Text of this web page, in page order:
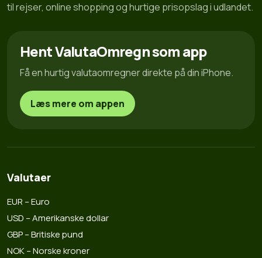
til rejser, online shopping og hurtige prisopslag i udlandet.
Hent ValutaOmregn som app
Få en hurtig valutaomregner direkte på din iPhone.
Læs mere om appen
Valutaer
EUR – Euro
USD – Amerikanske dollar
GBP – Britiske pund
NOK – Norske kroner